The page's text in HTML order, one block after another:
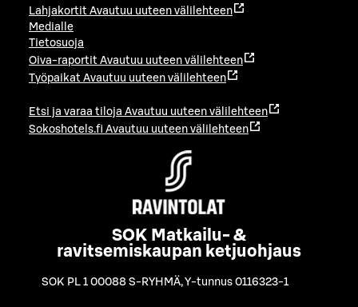
Lahjakortit Avautuu uuteen välilehteen
Medialle
Tietosuoja
Oiva-raportit Avautuu uuteen välilehteen
Työpaikat Avautuu uuteen välilehteen
Etsi ja varaa tiloja Avautuu uuteen välilehteen
Sokoshotels.fi Avautuu uuteen välilehteen
SOK Matkailu- &
ravitsemiskaupan ketjuohjaus
SOK PL 1 00088 S-RYHMÄ,Y-tunnus 0116323-1